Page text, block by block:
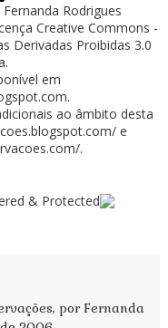
Fernanda Rodrigues
Creative Commons -
Derivadas Proibidas 3.0
.
em
.
ao âmbito desta
e
.
por Fernanda